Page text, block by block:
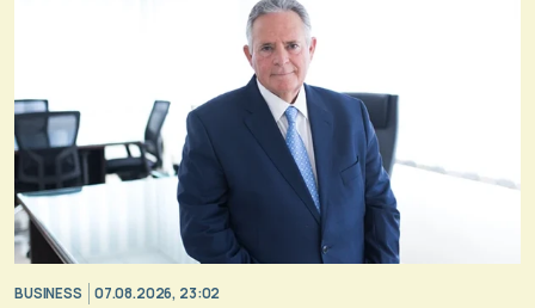
BUSINESS 07.08.2026, 23:02